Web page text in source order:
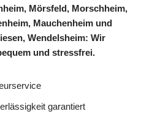
Mörsfeld, Morschheim,
Mauchenheim und
Wendelsheim: Wir
und stressfrei.
garantiert